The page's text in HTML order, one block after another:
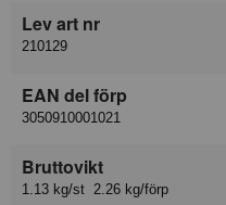
Lev art nr
210129
EAN del förp
3050910001021
Bruttovikt
1.13 kg/st 2.26 kg/förp